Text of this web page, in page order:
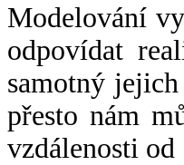
Modelování
odpovídat
samotný
přesto nám
vzdálenosti od